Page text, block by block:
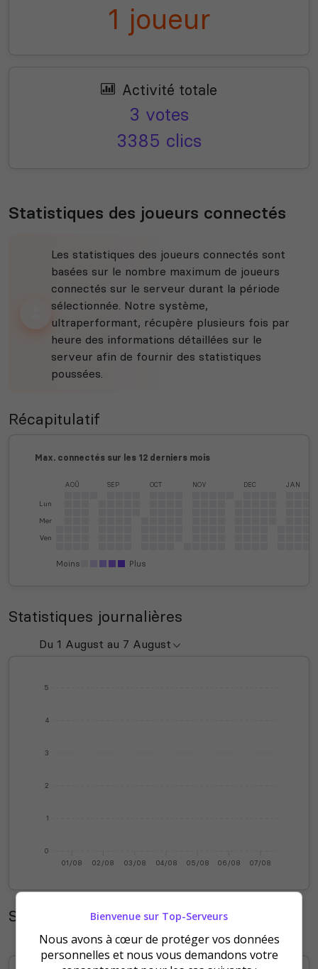
1 joueur
Activité totale
3 votes
3385 clics
Statistiques des joueurs connectés
Les statistiques des joueurs connectés sont
basées sur le nombre maximum de joueurs
connectés sur le serveur durant la période
sélectionnée. Notre système,
ultraperformant, récupère plusieurs fois par
heure des informations détaillées sur le
serveur afin de fournir des statistiques
poussées.
Récapitulatif
Max. connectés sur les 12 derniers mois
Lun
Mer
Ven
AOÛ SEP OCT NOV DEC JAN
Moins Plus
Statistiques journalières
0
1
2
3
4
5
01/08 02/08 03/08 04/08 05/08 06/08 07/08
Statistiques mensuelles
Bienvenue sur Top-Serveurs
Nous avons à cœur de protéger vos données
personnelles et nous vous demandons votre